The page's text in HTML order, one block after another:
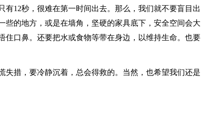
12秒，很难在第一时间出去。那么，我们就不要盲目出
些的地方，或是在墙角，坚硬的家具底下，安全空间会大
住口鼻。还要把水或食物等带在身边，以维持生命。也要
失措，要冷静沉着，总会得救的。当然，也希望我们还是